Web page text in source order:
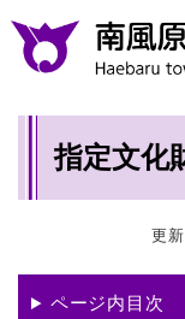
指定文化
更
ページ内目次